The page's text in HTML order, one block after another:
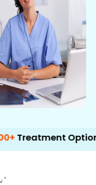
Options
*